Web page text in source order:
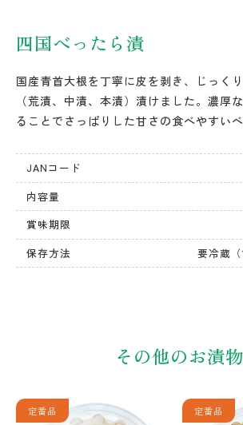
四国べったら漬
国産青首大根を丁寧に皮を剥き、じっく
（荒漬、中漬、本漬）漬けました。濃厚
ることでさっぱりした甘さの食べやすいべ
JANコード
内容量
賞味期限
保存方法
要冷蔵
その他のお漬物
定番品 定番品